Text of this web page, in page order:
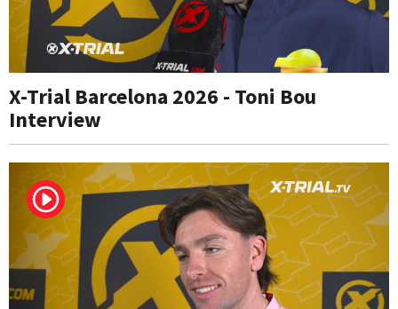
X-Trial Barcelona 2026 - Toni Bou
Interview